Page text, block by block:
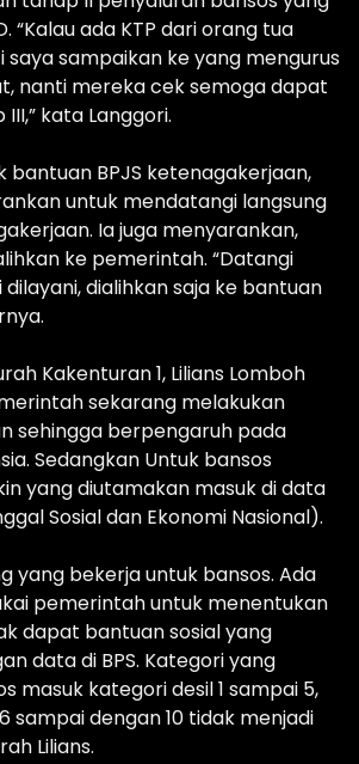
“Kalau ada KTP dari orang tua
saya sampaikan ke yang mengurus
nanti mereka cek semoga dapat
kata Langgori.
bantuan BPJS ketenagakerjaan,
untuk mendatangi langsung
Ia juga menyarankan,
ke pemerintah. “Datangi
dilayani, dialihkan saja ke bantuan
Kakenturan 1, Lilians Lomboh
sekarang melakukan
sehingga berpengaruh pada
Sedangkan Untuk bansos
yang diutamakan masuk di data
Sosial dan Ekonomi Nasional).
yang bekerja untuk bansos. Ada
pemerintah untuk menentukan
dapat bantuan sosial yang
data di BPS. Kategori yang
masuk kategori desil 1 sampai 5,
sampai dengan 10 tidak menjadi
Lilians.